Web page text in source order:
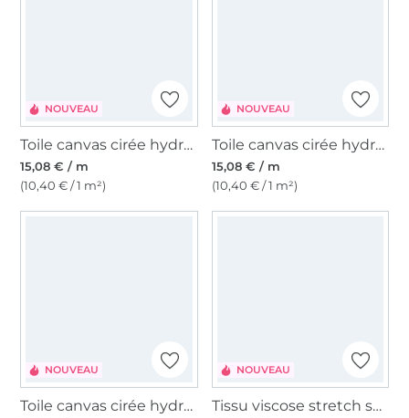
NOUVEAU
Toile canvas cirée hydrofuge, lie de vin
15,08 € / m
(10,40 € / 1 m²)
NOUVEAU
Toile canvas cirée hydrofuge, couleur pierre
15,08 € / m
(10,40 € / 1 m²)
NOUVEAU
Toile canvas cirée hydrofuge, ocre
NOUVEAU
Tissu viscose stretch squares, vert